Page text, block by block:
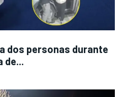
dos personas durante
de...